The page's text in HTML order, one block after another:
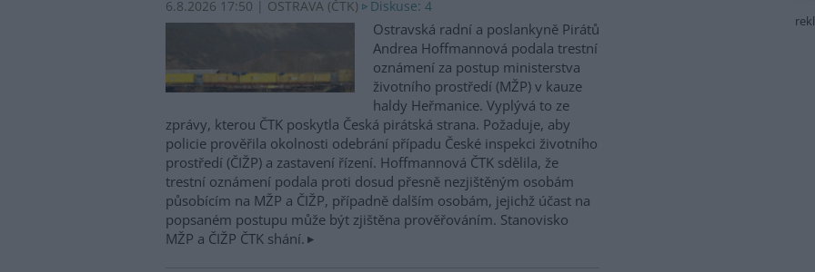
6.8.2026 17:50 | OSTRAVA (ČTK) Diskuse: 4
Ostravská radní a poslankyně Pirátů
Andrea Hoffmannová podala trestní
oznámení za postup ministerstva
životního prostředí (MŽP) v kauze
haldy Heřmanice. Vyplývá to ze
zprávy, kterou ČTK poskytla Česká pirátská strana. Požaduje, aby
policie prověřila okolnosti odebrání případu České inspekci životního
prostředí (ČIŽP) a zastavení řízení. Hoffmannová ČTK sdělila, že
trestní oznámení podala proti dosud přesně nezjištěným osobám
působícím na MŽP a ČIŽP, případně dalším osobám, jejichž účast na
popsaném postupu může být zjištěna prověřováním. Stanovisko
MŽP a ČIŽP ČTK shání.